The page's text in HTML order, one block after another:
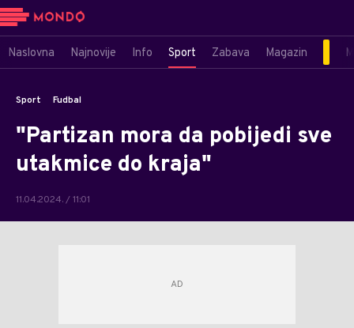
Naslovna Najnovije Info Sport Zabava Magazin
Sport Fudbal
"Partizan mora da pobijedi sve
utakmice do kraja"
11.04.2024. / 11:01